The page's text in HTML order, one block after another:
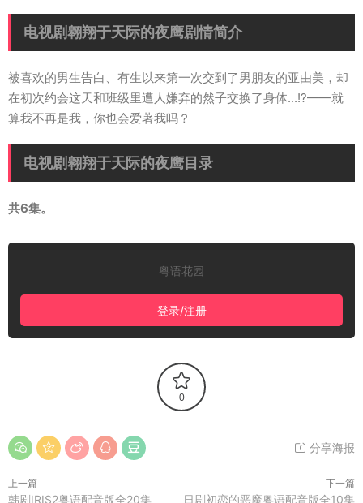
电视剧翱翔于天际的夜鹰剧情简介
被喜欢的男生告白、有生以来第一次交到了男朋友的亚由美，却
在初次约会这天和班级里遭人嫌弃的然子交换了身体...!?——就
算我不再是我，你也会爱著我吗？
电视剧翱翔于天际的夜鹰目录
共6集。
粤语花园
登录/注册
0
分享海报
上一篇
韩剧IRIS2粤语配音版全20集
下一篇
日剧初恋的恶魔粤语配音版全10集